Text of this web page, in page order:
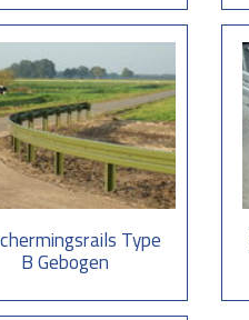
Type
B Gebogen